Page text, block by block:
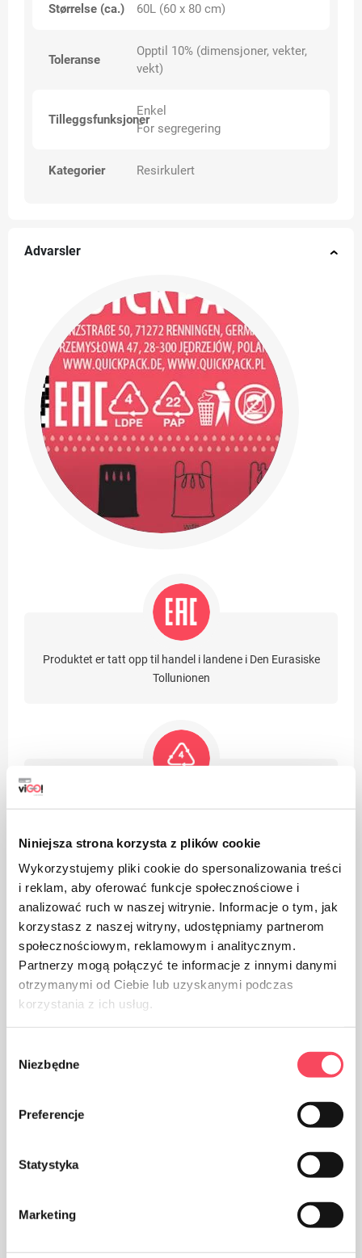
Niniejsza strona korzysta z plików cookie
Wykorzystujemy pliki cookie do spersonalizowania treści
i reklam, aby oferować funkcje społecznościowe i
analizować ruch w naszej witrynie. Informacje o tym, jak
korzystasz z naszej witryny, udostępniamy partnerom
społecznościowym, reklamowym i analitycznym.
Partnerzy mogą połączyć te informacje z innymi danymi
otrzymanymi od Ciebie lub uzyskanymi podczas
korzystania z ich usług.
zgody
Niezbędne
Preferencje
Statystyka
Marketing
Størrelse (ca.) 60L (60 x 80 cm)
Toleranse
Opptil 10% (dimensjoner, vekter,
vekt)
Tilleggsfunksjoner
Enkel
For segregering
Kategorier Resirkulert
Advarsler
Produktet er tatt opp til handel i landene i Den Eurasiske
Tollunionen
Produktet er laget av polyetylen med lav tetthet, det kan
Emballasje laget av papir